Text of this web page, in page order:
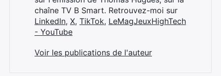
chaîne TV B Smart. Retrouvez-moi sur
LinkedIn, X, TikTok, LeMagJeuxHighTech
- YouTube
Voir les publications de l'auteur